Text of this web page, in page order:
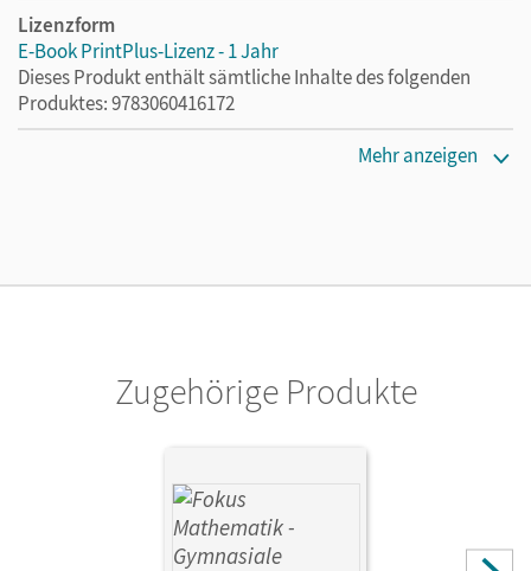
Lizenzform
E-Book PrintPlus-Lizenz - 1 Jahr
Dieses Produkt enthält sämtliche Inhalte des folgenden
Produktes: 9783060416172
ein Jahr lang ergänzend zum Print-Titel nutzen möchten.
Cornelsen Verlag
Lütticken, Renatus; Oselies, Reinhard; Krysmalski, Markus
Mehr anzeigen
Zugehörige Produkte